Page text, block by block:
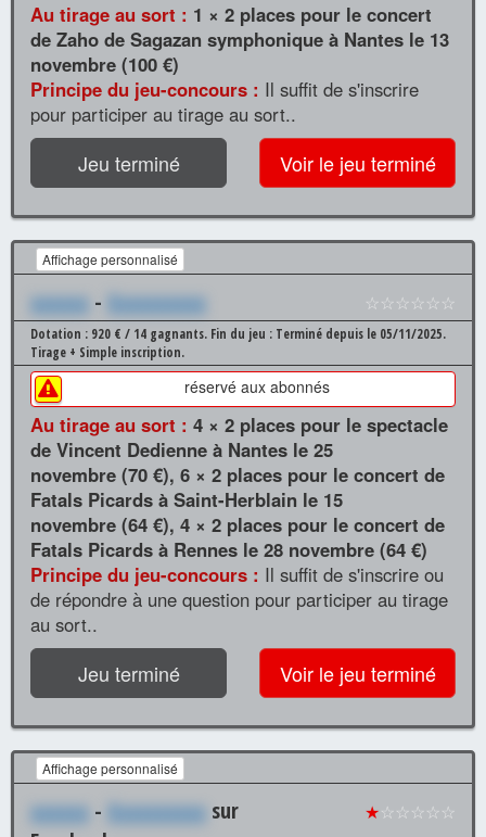
Au tirage au sort : 1 × 2 places pour le concert
de Zaho de Sagazan symphonique à Nantes le 13
novembre (100 €)
Principe du jeu-concours : Il suffit de s'inscrire
pour participer au tirage au sort..
Jeu terminé Voir le jeu terminé
Affichage personnalisé
xxxxxx - Xxxxxxxxxx ☆☆☆☆☆☆
Dotation : 920 € / 14 gagnants. Fin du jeu : Terminé depuis le 05/11/2025.
Tirage + Simple inscription.
réservé aux abonnés
Au tirage au sort : 4 × 2 places pour le spectacle
de Vincent Dedienne à Nantes le 25
novembre (70 €), 6 × 2 places pour le concert de
Fatals Picards à Saint-Herblain le 15
novembre (64 €), 4 × 2 places pour le concert de
Fatals Picards à Rennes le 28 novembre (64 €)
Principe du jeu-concours : Il suffit de s'inscrire ou
de répondre à une question pour participer au tirage
au sort..
Jeu terminé Voir le jeu terminé
Affichage personnalisé
xxxxxx - Xxxxxxxxxx sur
★☆☆☆☆☆